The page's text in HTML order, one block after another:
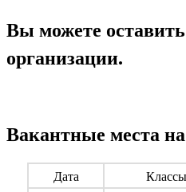
Вы можете
организации.
Вакантные места
Дата Классы